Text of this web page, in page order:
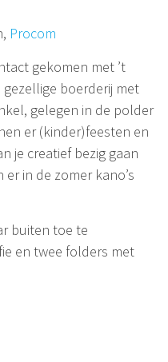
Procom
gekomen met ’t
gezellige boerderij met
gelegen in de polder
er (kinder)feesten en
je creatief bezig gaan
in de zomer kano’s
buiten toe te
en twee folders met